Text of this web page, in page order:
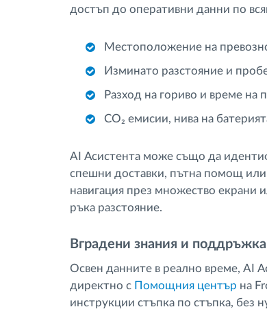
достъп до оперативни данни по
Местоположение на
Изминато разстояние и
Разход на гориво и време на
CO₂ емисии, нива на
AI Асистента може също да
спешни доставки, пътна помощ
навигация през множество екрани
ръка разстояние.
Вградени знания и
Освен данните в реално време, AI
директно с Помощния център на
инструкции стъпка по стъпка, без